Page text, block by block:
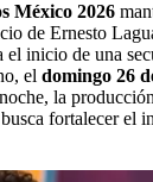
México 2026
de Ernesto
el inicio de una
el domingo 26
la
fortalecer el